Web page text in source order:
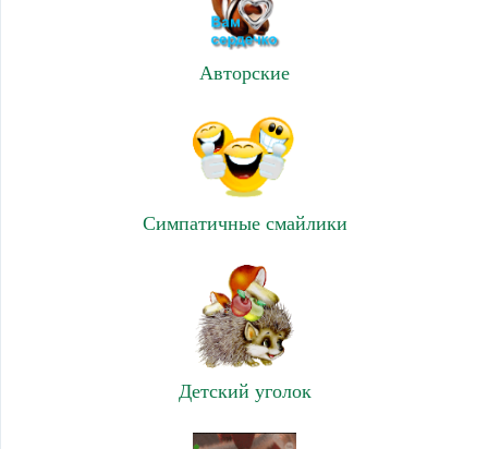
Авторские
Симпатичные смайлики
Детский уголок